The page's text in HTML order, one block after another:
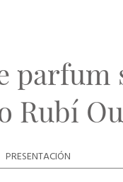
parfum
Rubí
PRESENTACIÓN